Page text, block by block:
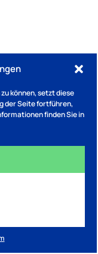
können, setzt diese
der Seite fortführen,
finden Sie in